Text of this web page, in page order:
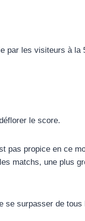
par les visiteurs à la
le score.
pas propice en ce
matchs, une plus
se surpasser de tous